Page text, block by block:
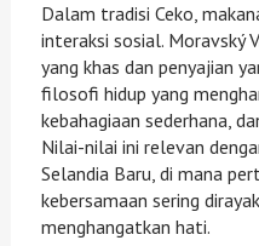
Dalam tradisi Ceko,
interaksi sosial. Moravský
yang khas dan penyajian
filosofi hidup yang
kebahagiaan sederhana,
Nilai-nilai ini relevan
Selandia Baru, di mana
kebersamaan sering
menghangatkan hati.